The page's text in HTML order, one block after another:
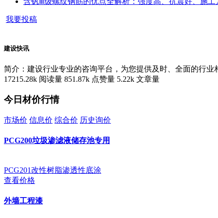
我要投稿
建设快讯
简介：建设行业专业的咨询平台，为您提供及时、全面的行业
17215.28k 阅读量 851.87k 点赞量 5.22k 文章量
今日材价行情
市场价 信息价 综合价 历史询价
PCG200垃圾渗滤液储存池专用
PCG201改性树脂渗透性底涂
查看价格
外墙工程漆